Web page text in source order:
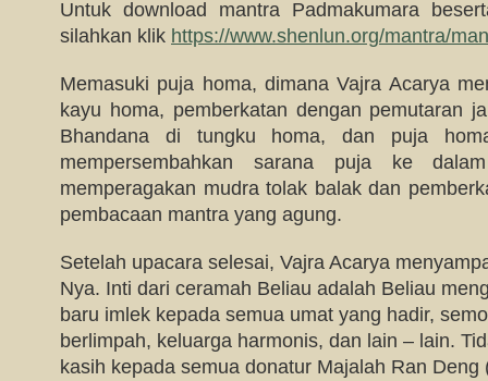
Untuk download mantra Padmakumara
silahkan klik https://www.shenlun.org/mantra/
Memasuki puja homa, dimana Vajra Acarya
kayu homa, pemberkatan dengan pemutaran
Bhandana di tungku homa, dan puja
mempersembahkan sarana puja ke
memperagakan mudra tolak balak dan
pembacaan mantra yang agung.
Setelah upacara selesai, Vajra Acarya
Nya. Inti dari ceramah Beliau adalah Beliau
baru imlek kepada semua umat yang hadir,
berlimpah, keluarga harmonis, dan lain – lain.
kasih kepada semua donatur Majalah Ran